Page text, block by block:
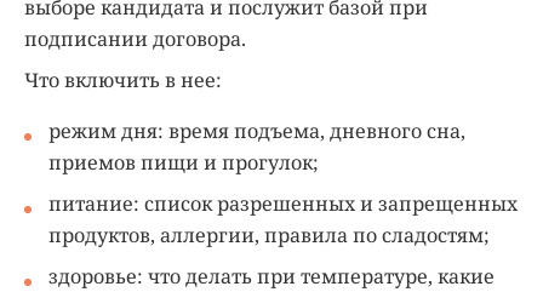
выборе кандидата и послужит базой при
подписании договора.
Что включить в нее:
режим дня: время подъема, дневного сна,
приемов пищи и прогулок;
питание: список разрешенных и запрещенных
продуктов, аллергии, правила по сладостям;
здоровье: что делать при температуре, какие